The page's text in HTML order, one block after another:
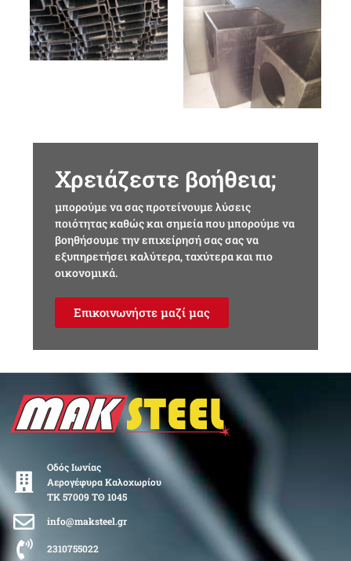
Χρειάζεστε βοήθεια;
μπορούμε να σας προτείνουμε λύσεις
ποιότητας καθώς και σημεία που μπορούμε να
βοηθήσουμε την επιχείρησή σας σας να
εξυπηρετήσει καλύτερα, ταχύτερα και πιο
οικονομικά.
Επικοινωνήστε μαζί μας
Οδός Ιωνίας
Αερογέφυρα Καλοχωρίου
ΤΚ 57009 ΤΘ 1045
info@maksteel.gr
2310755022